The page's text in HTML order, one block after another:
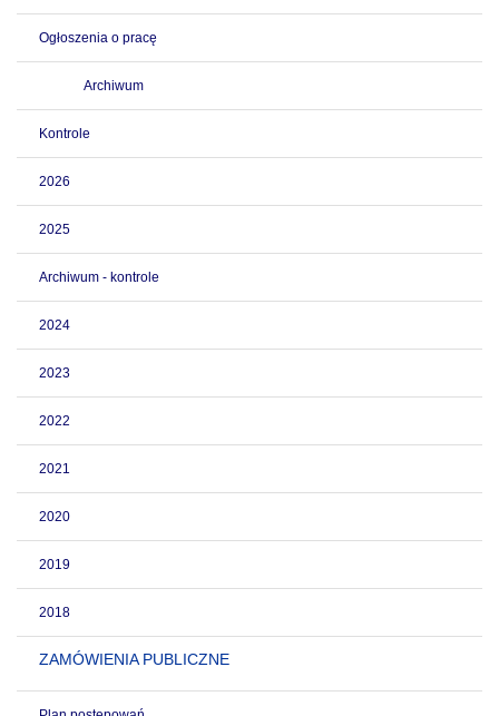
Ogłoszenia o pracę
Archiwum
Kontrole
2026
2025
Archiwum - kontrole
2024
2023
2022
2021
2020
2019
2018
ZAMÓWIENIA PUBLICZNE